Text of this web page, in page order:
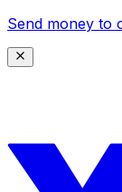
Send money to